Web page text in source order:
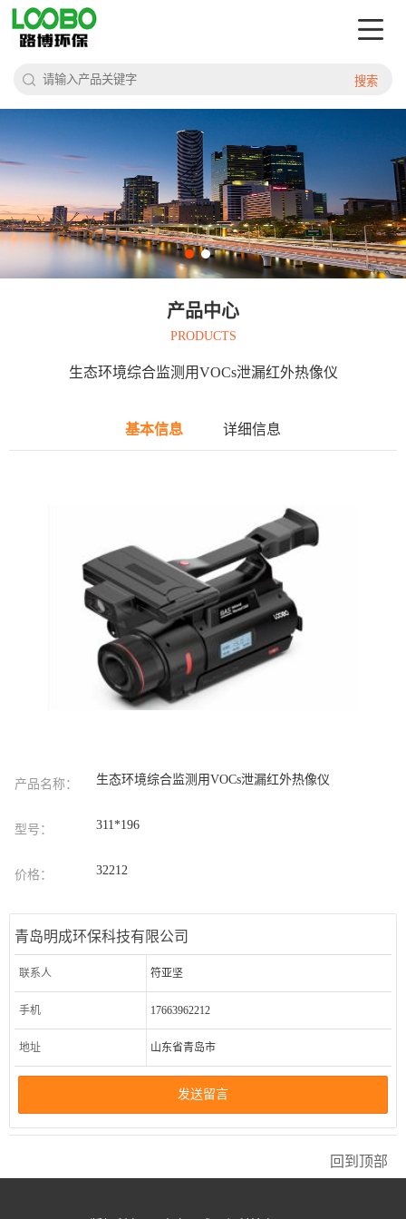
搜索
产品中心
PRODUCTS
生态环境综合监测用VOCs泄漏红外热像仪
基本信息 详细信息
产品名称： 生态环境综合监测用VOCs泄漏红外热像仪
型号： 311*196
价格： 32212
青岛明成环保科技有限公司
联系人 符亚坚
手机 17663962212
地址 山东省青岛市
发送留言
回到顶部